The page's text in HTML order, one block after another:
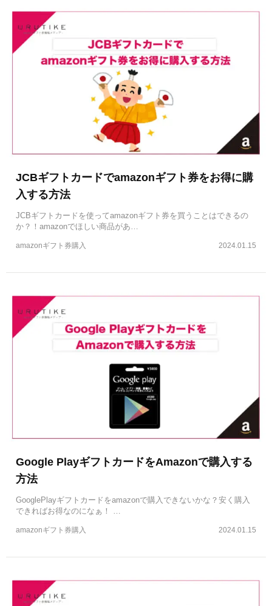
JCBギフトカードでamazonギフト券をお得に購
入する方法
JCBギフトカードを使ってamazonギフト券を買うことはできるの
か？！amazonでほしい商品があ…
2024.01.15
amazonギフト券購入
Google PlayギフトカードをAmazonで購入する
方法
GooglePlayギフトカードをamazonで購入できないかな？安く購入
できればお得なのになぁ！ …
2024.01.15
amazonギフト券購入